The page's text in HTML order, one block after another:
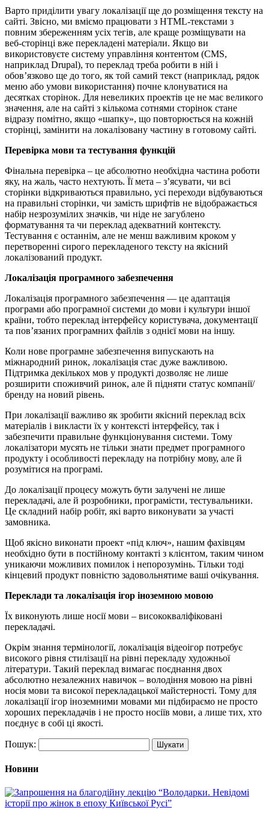
Варто приділити увагу локалізації ще до розміщення тексту на
сайті. Звісно, ми вміємо працювати з HTML-текстами з
повним збереженням усіх тегів, але краще розміщувати на
веб-сторінці вже перекладені матеріали. Якщо ви
використовуєте систему управління контентом (CMS,
наприклад Drupal), то переклад треба робити в ній і
обов’язково ще до того, як той самий текст (наприклад, рядок
меню або умови використання) почне клонуватися на
десятках сторінок. Для невеликих проектів це не має великого
значення, але на сайті з кількома сотнями сторінок стане
відразу помітно, якщо «шапку», що повторюється на кожній
сторінці, замінити на локалізовану частину в готовому сайті.
Перевірка мови та тестування функцій
Фінальна перевірка – це абсолютно необхідна частина роботи
яку, на жаль, часто нехтують. Її мета – з’ясувати, чи всі
сторінки відкриваються правильно, усі переходи відбуваються
на правильні сторінки, чи замість шрифтів не відображається
набір незрозумілих значків, чи ніде не загублено
форматування та чи переклад адекватний контексту.
Тестування є останнім, але не менш важливим кроком у
перетворенні сирого перекладеного тексту на якісний
локалізований продукт.
Локалізація програмного забезпечення
Локалізація програмного забезпечення — це адаптація
програми або програмної системи до мови і культури іншої
країни, тобто переклад інтерфейсу користувача, документації
та пов’язаних програмних файлів з однієї мови на іншу.
Коли нове програмне забезпечення випускають на
міжнародний ринок, локалізація стає дуже важливою.
Підтримка декількох мов у продукті дозволяє не лише
розширити споживчий ринок, але й підняти статус компанії/
бренду на новий рівень.
При локалізації важливо як зробити якісний переклад всіх
матеріалів і викласти їх у контексті інтерфейсу, так і
забезпечити правильне функціонування системи. Тому
локалізатори мусять не тільки знати предмет програмного
продукту і особливості перекладу на потрібну мову, але й
розумітися на програмі.
До локалізації процесу можуть бути залучені не лише
перекладачі, але й розробники, програмісти, тестувальники.
Це складний набір робіт, які варто виконувати за участі
замовника.
Щоб якісно виконати проект «під ключ», нашим фахівцям
необхідно бути в постійному контакті з клієнтом, таким чином
уникаючи можливих помилок і непорозумінь. Тільки тоді
кінцевий продукт повністю задовольнятиме ваші очікування.
Переклади та локалізація ігор іноземною мовою
Їх виконують лише носії мови – висококваліфіковані
перекладачі.
Окрім знання термінології, локалізація відеоігор потребує
високого рівня стилізації на рівні перекладу художньої
літератури. Такий переклад вимагає поєднання двох
абсолютно незалежних навичок – володіння мовою на рівні
носія мови та високої перекладацької майстерності. Тому для
локалізації ігор іноземними мовами ми підбираємо не просто
хороших перекладачів і не просто носіїв мови, а лише тих, хто
поєднує в собі ці якості.
Пошук:
Новини